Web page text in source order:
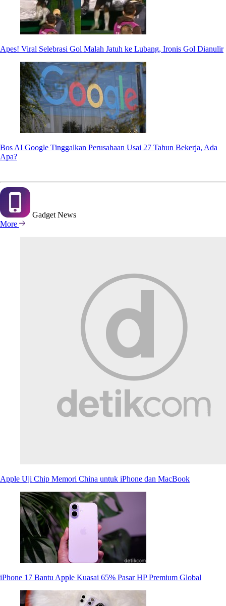
Apes! Viral Selebrasi Gol Malah Jatuh ke Lubang, Ironis Gol Dianulir
Bos AI Google Tinggalkan Perusahaan Usai 27 Tahun Bekerja, Ada
Apa?
Gadget News
More
Apple Uji Chip Memori China untuk iPhone dan MacBook
iPhone 17 Bantu Apple Kuasai 65% Pasar HP Premium Global